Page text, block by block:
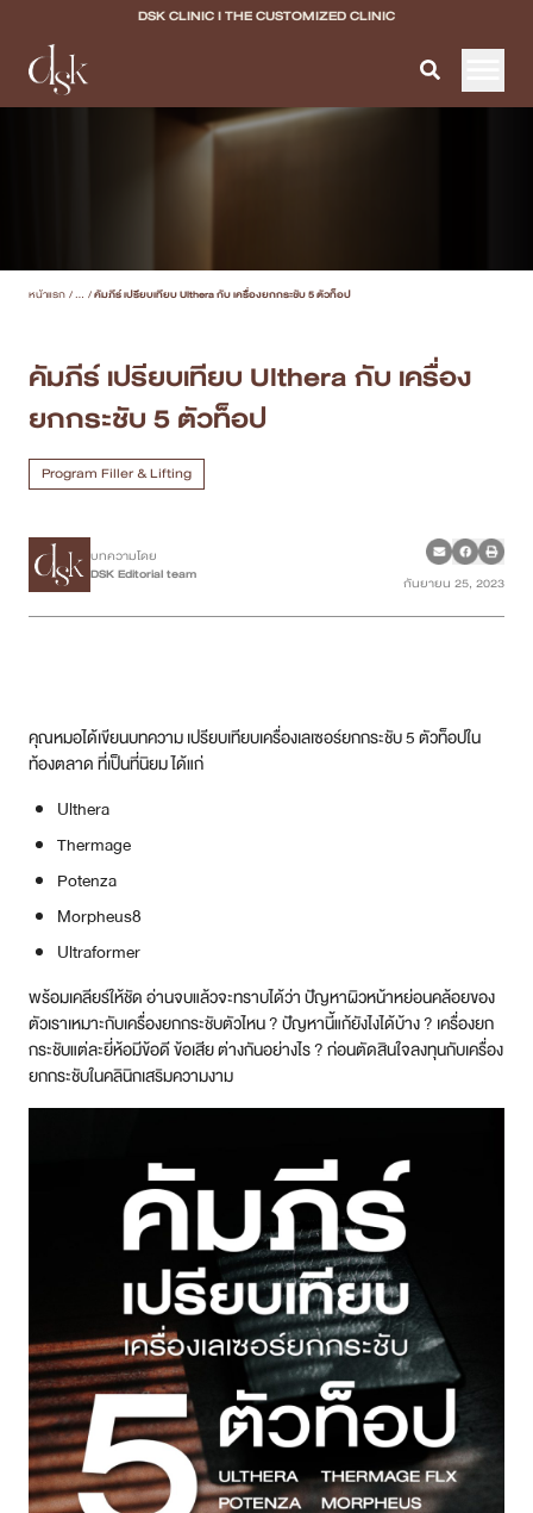
DSK CLINIC I THE CUSTOMIZED CLINIC
Program Filler & Lifting
Program Acne Scar
Program Skin Quality
Program Body Confidence
แพทย์ของเรา
เคสรีวิว
บทความ
โปรโมชั่น
รายชื่อสาขา
สาขา Siam Paragon
สาขา Stadium One
สาขา Asoke
สาขา MRT สุทธิสาร
สาขา เซ็นทรัลปิ่นเกล้า
สาขา บางนา
สาขา CDC
สาขา นครปฐม
ไทย
หน้าแรก /... /คัมภีร์ เปรียบเทียบ Ulthera กับ เครื่องยกกระชับ 5 ตัวท็อป
คัมภีร์ เปรียบเทียบ Ulthera กับ เครื่อง
ยกกระชับ 5 ตัวท็อป
Program Filler & Lifting
บทความโดย
DSK Editorial team
กันยายน 25, 2023
คุณหมอได้เขียนบทความ เปรียบเทียบเครื่องเลเซอร์ยกกระชับ 5 ตัวท็อปใน
ท้องตลาด ที่เป็นที่นิยม ได้แก่
Ulthera
Thermage
Potenza
Morpheus8
Ultraformer
พร้อมเคลียร์ให้ชัด อ่านจบแล้วจะทราบได้ว่า ปัญหาผิวหน้าหย่อนคล้อยของ
ตัวเราเหมาะกับเครื่องยกกระชับตัวไหน ? ปัญหานี้แก้ยังไงได้บ้าง ? เครื่องยก
กระชับแต่ละยี่ห้อมีข้อดี ข้อเสีย ต่างกันอย่างไร ? ก่อนตัดสินใจลงทุนกับเครื่อง
ยกกระชับในคลินิกเสริมความงาม